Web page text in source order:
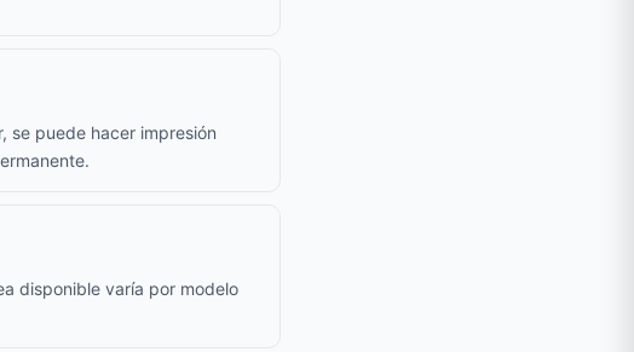
se puede hacer impresión
disponible varía por modelo